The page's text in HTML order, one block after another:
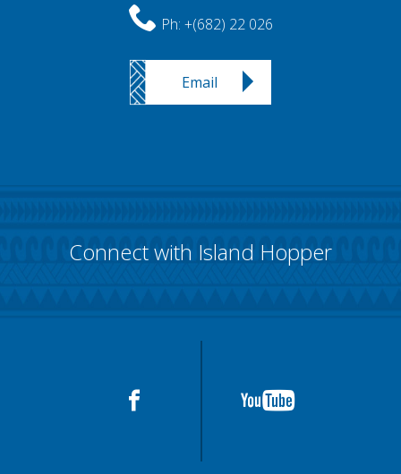
Ph: +(682) 22 026
Email
Connect with Island Hopper